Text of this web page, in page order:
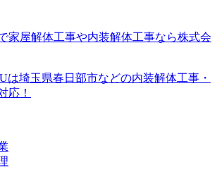
は埼玉県春日部市などの内装解体工事・
応！